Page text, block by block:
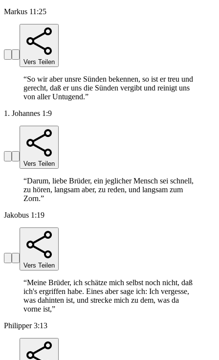
Markus 11:25
Vers Teilen
“So wir aber unsre Sünden bekennen, so ist er treu und
gerecht, daß er uns die Sünden vergibt und reinigt uns
von aller Untugend.”
1. Johannes 1:9
Vers Teilen
“Darum, liebe Brüder, ein jeglicher Mensch sei schnell,
zu hören, langsam aber, zu reden, und langsam zum
Zorn.”
Jakobus 1:19
Vers Teilen
“Meine Brüder, ich schätze mich selbst noch nicht, daß
ich's ergriffen habe. Eines aber sage ich: Ich vergesse,
was dahinten ist, und strecke mich zu dem, was da
vorne ist,”
Philipper 3:13